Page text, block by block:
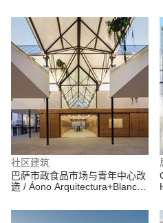
社区建筑
巴萨市政食品市场与青年中心改
造 / Áono Arquitectura+Blanca